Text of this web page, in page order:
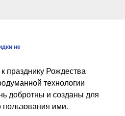
не
празднику Рождества
технологии
добротны и созданы для
пользования ими.